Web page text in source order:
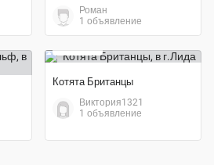
Роман
1 объявление
Котята Британцы
Виктория1321
1 объявление